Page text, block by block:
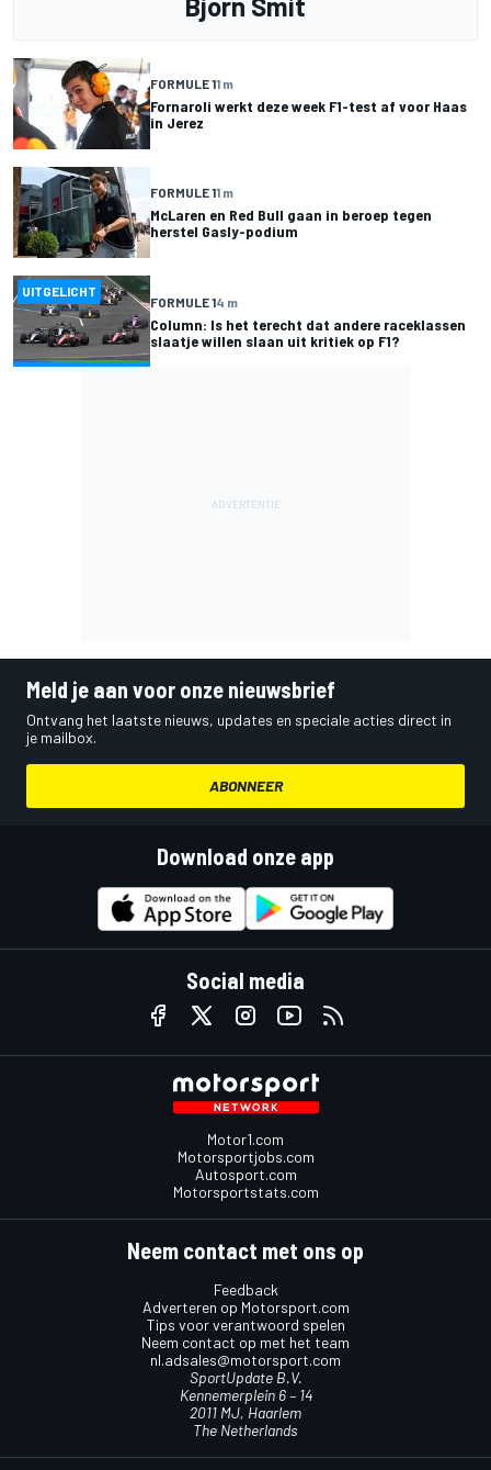
FORMULE 11 m
Fornaroli werkt deze week F1-test af voor Haas
in Jerez
FORMULE 11 m
McLaren en Red Bull gaan in beroep tegen
herstel Gasly-podium
UITGELICHT
FORMULE 14 m
Column: Is het terecht dat andere raceklassen
slaatje willen slaan uit kritiek op F1?
Meld je aan voor onze nieuwsbrief
Ontvang het laatste nieuws, updates en speciale acties direct in
je mailbox.
ABONNEER
Download onze app
Social media
Motor1.com
Motorsportjobs.com
Autosport.com
Motorsportstats.com
Neem contact met ons op
Feedback
Adverteren op Motorsport.com
Tips voor verantwoord spelen
Neem contact op met het team
nl.adsales@motorsport.com
SportUpdate B.V.
Kennemerplein 6 – 14
2011 MJ, Haarlem
The Netherlands